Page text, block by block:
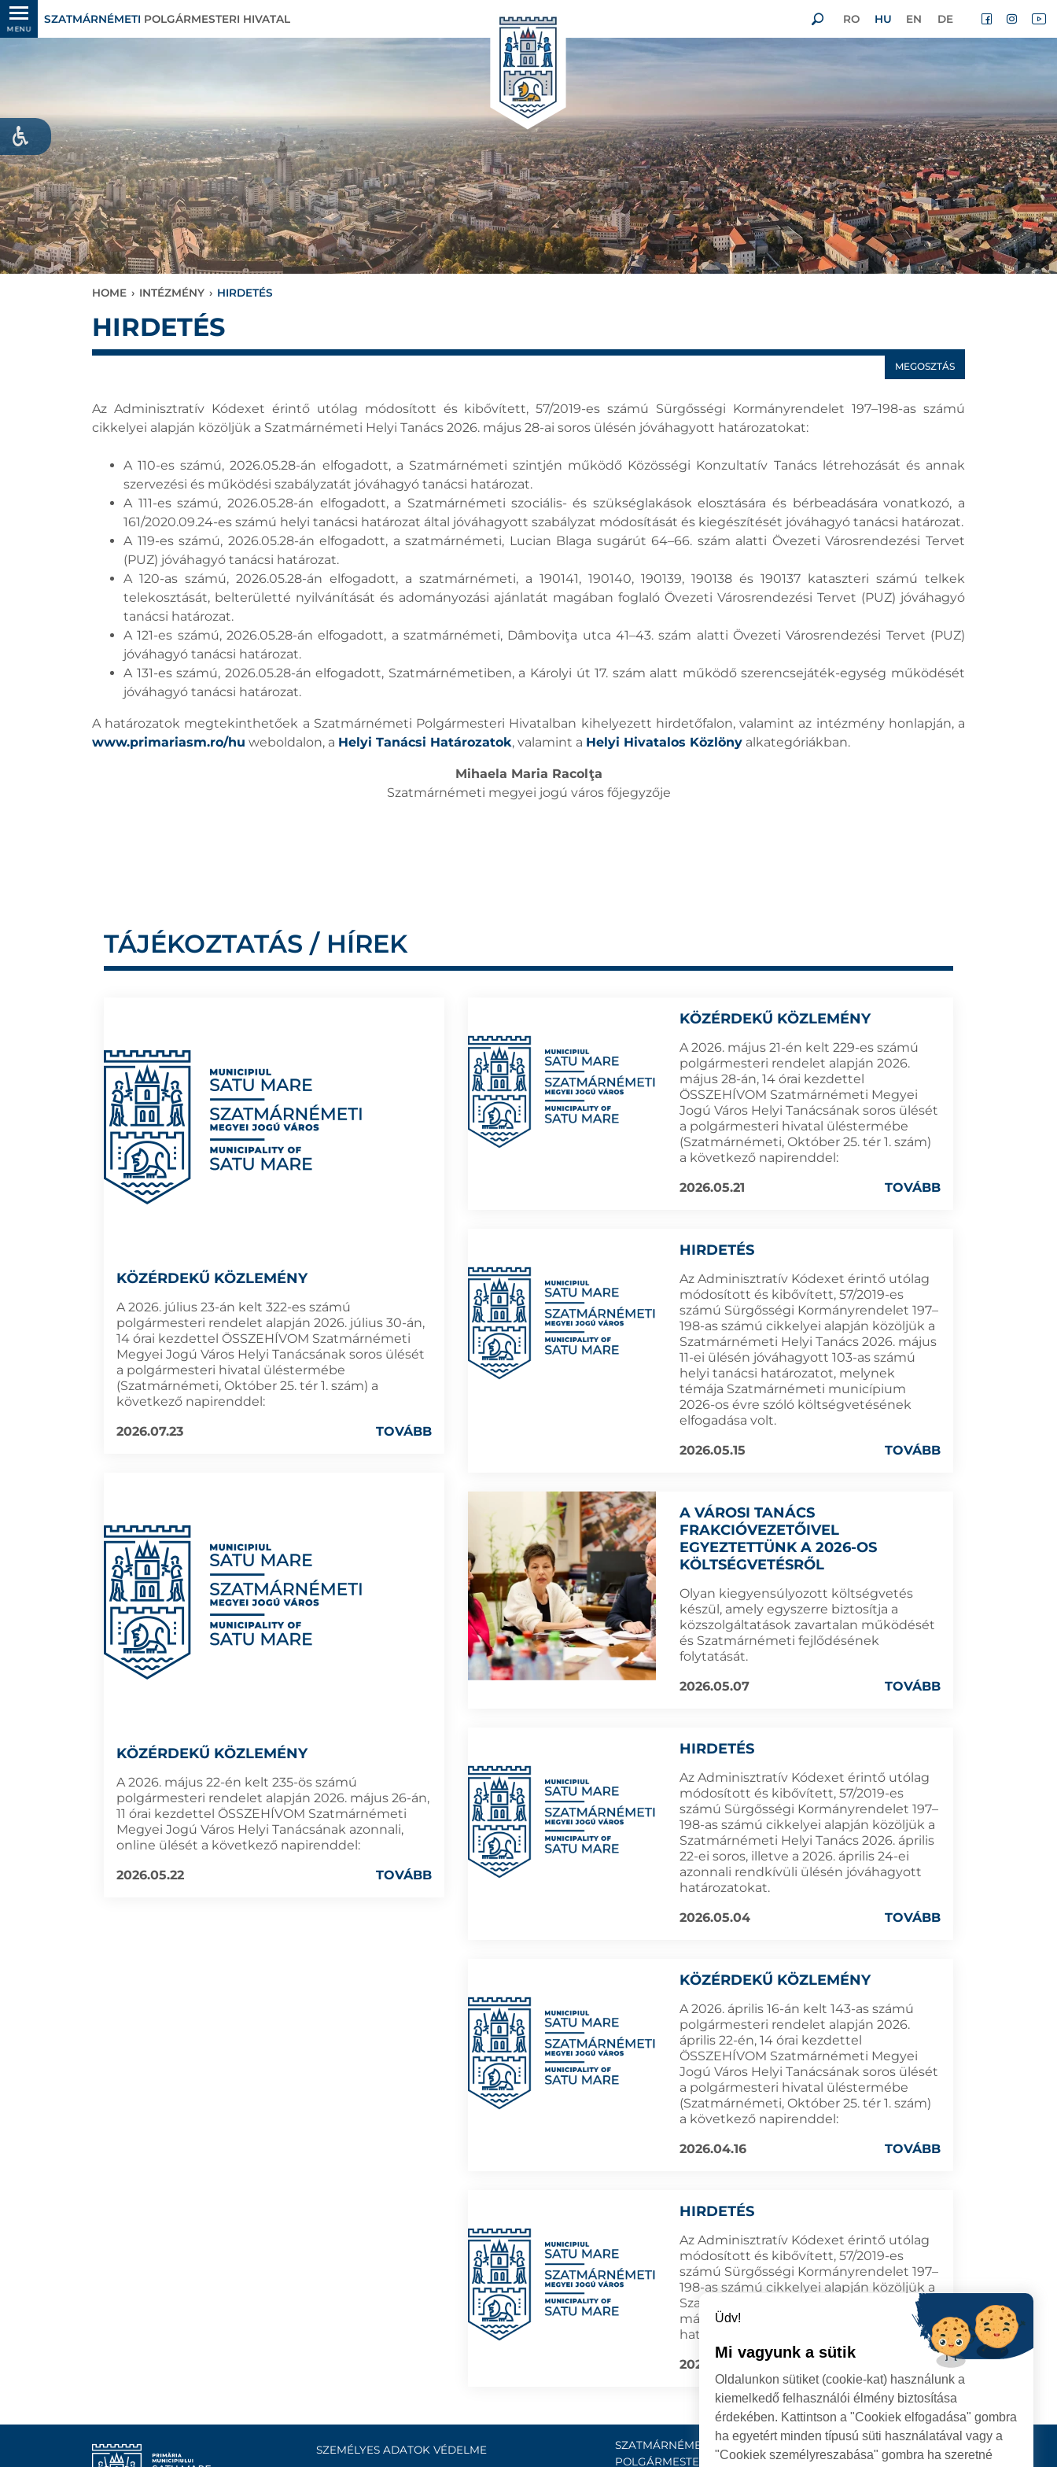
MENU
SZATMÁRNÉMETI POLGÁRMESTERI HIVATAL RO HU EN DE
HOME › INTÉZMÉNY › HIRDETÉS
HIRDETÉS
MEGOSZTÁS
Az Adminisztratív Kódexet érintő utólag módosított és kibővített, 57/2019-es számú Sürgősségi Kormányrendelet 197–198-as számú
cikkelyei alapján közöljük a Szatmárnémeti Helyi Tanács 2026. május 28-ai soros ülésén jóváhagyott határozatokat:
A 110-es számú, 2026.05.28-án elfogadott, a Szatmárnémeti szintjén működő Közösségi Konzultatív Tanács létrehozását és annak
szervezési és működési szabályzatát jóváhagyó tanácsi határozat.
A 111-es számú, 2026.05.28-án elfogadott, a Szatmárnémeti szociális- és szükséglakások elosztására és bérbeadására vonatkozó, a
161/2020.09.24-es számú helyi tanácsi határozat által jóváhagyott szabályzat módosítását és kiegészítését jóváhagyó tanácsi határozat.
A 119-es számú, 2026.05.28-án elfogadott, a szatmárnémeti, Lucian Blaga sugárút 64–66. szám alatti Övezeti Városrendezési Tervet
(PUZ) jóváhagyó tanácsi határozat.
A 120-as számú, 2026.05.28-án elfogadott, a szatmárnémeti, a 190141, 190140, 190139, 190138 és 190137 kataszteri számú telkek
telekosztását, belterületté nyilvánítását és adományozási ajánlatát magában foglaló Övezeti Városrendezési Tervet (PUZ) jóváhagyó
tanácsi határozat.
A 121-es számú, 2026.05.28-án elfogadott, a szatmárnémeti, Dâmboviţa utca 41–43. szám alatti Övezeti Városrendezési Tervet (PUZ)
jóváhagyó tanácsi határozat.
A 131-es számú, 2026.05.28-án elfogadott, Szatmárnémetiben, a Károlyi út 17. szám alatt működő szerencsejáték-egység működését
jóváhagyó tanácsi határozat.
A határozatok megtekinthetőek a Szatmárnémeti Polgármesteri Hivatalban kihelyezett hirdetőfalon, valamint az intézmény honlapján, a
www.primariasm.ro/hu weboldalon, a Helyi Tanácsi Határozatok, valamint a Helyi Hivatalos Közlöny alkategóriákban.
Mihaela Maria Racolţa
Szatmárnémeti megyei jogú város főjegyzője
TÁJÉKOZTATÁS / HÍREK
KÖZÉRDEKŰ KÖZLEMÉNY
A 2026. július 23-án kelt 322-es számú
polgármesteri rendelet alapján 2026. július 30-án,
14 órai kezdettel ÖSSZEHÍVOM Szatmárnémeti
Megyei Jogú Város Helyi Tanácsának soros ülését
a polgármesteri hivatal üléstermébe
(Szatmárnémeti, Október 25. tér 1. szám) a
következő napirenddel:
2026.07.23
TOVÁBB
KÖZÉRDEKŰ KÖZLEMÉNY
A 2026. május 22-én kelt 235-ös számú
polgármesteri rendelet alapján 2026. május 26-án,
11 órai kezdettel ÖSSZEHÍVOM Szatmárnémeti
Megyei Jogú Város Helyi Tanácsának azonnali,
online ülését a következő napirenddel:
2026.05.22
TOVÁBB
KÖZÉRDEKŰ KÖZLEMÉNY
A 2026. május 21-én kelt 229-es számú
polgármesteri rendelet alapján 2026.
május 28-án, 14 órai kezdettel
ÖSSZEHÍVOM Szatmárnémeti Megyei
Jogú Város Helyi Tanácsának soros ülését
a polgármesteri hivatal üléstermébe
(Szatmárnémeti, Október 25. tér 1. szám)
a következő napirenddel:
2026.05.21
TOVÁBB
HIRDETÉS
Az Adminisztratív Kódexet érintő utólag
módosított és kibővített, 57/2019-es
számú Sürgősségi Kormányrendelet 197–
198-as számú cikkelyei alapján közöljük a
Szatmárnémeti Helyi Tanács 2026. május
11-ei ülésén jóváhagyott 103-as számú
helyi tanácsi határozatot, melynek
témája Szatmárnémeti municípium
2026-os évre szóló költségvetésének
elfogadása volt.
2026.05.15
TOVÁBB
A VÁROSI TANÁCS
FRAKCIÓVEZETŐIVEL
EGYEZTETTÜNK A 2026-OS
KÖLTSÉGVETÉSRŐL
Olyan kiegyensúlyozott költségvetés
készül, amely egyszerre biztosítja a
közszolgáltatások zavartalan működését
és Szatmárnémeti fejlődésének
folytatását.
2026.05.07
TOVÁBB
HIRDETÉS
Az Adminisztratív Kódexet érintő utólag
módosított és kibővített, 57/2019-es
számú Sürgősségi Kormányrendelet 197–
198-as számú cikkelyei alapján közöljük a
Szatmárnémeti Helyi Tanács 2026. április
22-ei soros, illetve a 2026. április 24-ei
azonnali rendkívüli ülésén jóváhagyott
határozatokat.
2026.05.04
TOVÁBB
KÖZÉRDEKŰ KÖZLEMÉNY
A 2026. április 16-án kelt 143-as számú
polgármesteri rendelet alapján 2026.
április 22-én, 14 órai kezdettel
ÖSSZEHÍVOM Szatmárnémeti Megyei
Jogú Város Helyi Tanácsának soros ülését
a polgármesteri hivatal üléstermébe
(Szatmárnémeti, Október 25. tér 1. szám)
a következő napirenddel:
2026.04.16
TOVÁBB
HIRDETÉS
Az Adminisztratív Kódexet érintő utólag
módosított és kibővített, 57/2019-es
számú Sürgősségi Kormányrendelet 197–
198-as számú cikkelyei alapján közöljük a
Szatmárnémeti Helyi Tanács 2026.
március 26-ai soros ülésén jóváhagyott
határozatokat.
2026.04.02
TOVÁBB
SZEMÉLYES ADATOK VÉDELME
SZATMÁRNÉMETI
POLGÁRMESTERI HIVATAL
Kapcsolat
Üdv!
Mi vagyunk a sütik
Oldalunkon sütiket (cookie-kat) használunk a
kiemelkedő felhasználói élmény biztosítása
érdekében. Kattintson a "Cookiek elfogadása" gombra
ha egyetért minden típusú süti használatával vagy a
"Cookiek személyreszabása" gombra ha szeretné